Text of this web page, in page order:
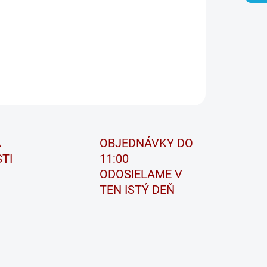
OBJEDNÁVKY DO
11:00
ODOSIELAME V
TEN ISTÝ DEŇ